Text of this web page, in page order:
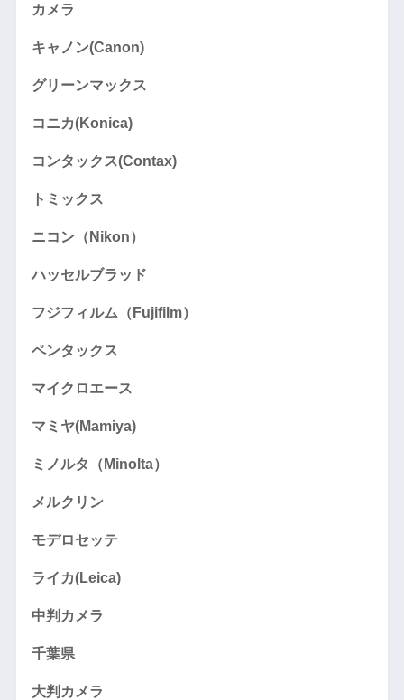
カメラ
キャノン(Canon)
グリーンマックス
コニカ(Konica)
コンタックス(Contax)
トミックス
ニコン（Nikon）
ハッセルブラッド
フジフィルム（Fujifilm）
ペンタックス
マイクロエース
マミヤ(Mamiya)
ミノルタ（Minolta）
メルクリン
モデロセッテ
ライカ(Leica)
中判カメラ
千葉県
大判カメラ